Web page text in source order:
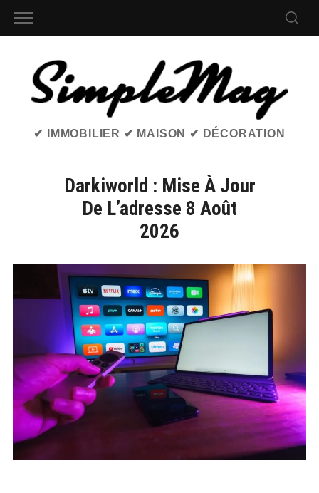
✔ IMMOBILIER ✔ MAISON ✔ DÉCORATION
Darkiworld : Mise À Jour
De L’adresse 8 Août
2026